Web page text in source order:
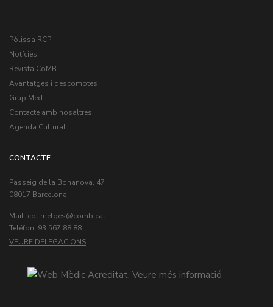
Pòlissa RCP
Notícies
Revista CoMB
Avantatges i descomptes
Grup Med
Contacte amb nosaltres
Agenda Cultural
CONTACTE
Passeig de la Bonanova, 47
08017 Barcelona
Mail: col.metges
Teléfon: 93 567 88 88
VEURE DELEGACIONS